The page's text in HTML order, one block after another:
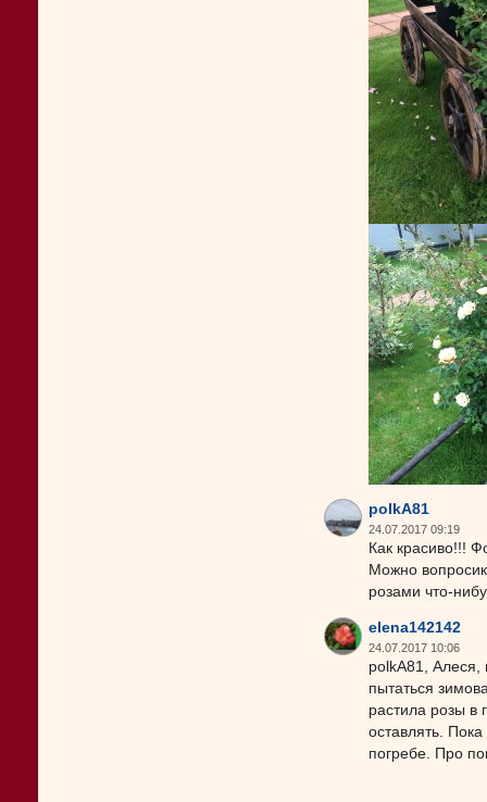
polkA81
24.07.2017 09:19
Как красиво!!!
Можно
розами что-
elena142142
24.07.2017 10:06
polkA81, Алеся,
пытаться
растила розы в
оставлять.
погребе. Про